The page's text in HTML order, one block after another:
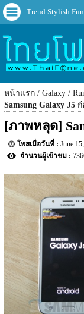
Trend Stylish Fun
หน้าแรก Galaxy
Samsung Galaxy J5
[ภาพหลุด]
June